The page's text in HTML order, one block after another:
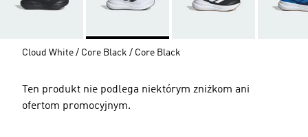
Cloud White / Core Black / Core Black
Ten produkt nie podlega niektórym zniżkom ani
ofertom promocyjnym.